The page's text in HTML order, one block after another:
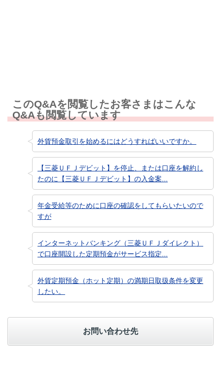
このQ&Aを閲覧したお客さまはこんな
Q&Aも閲覧しています
外貨預金取引を始めるにはどうすればいいですか。
【三菱ＵＦＪデビット】を停止、または口座を解約し
たのに【三菱ＵＦＪデビット】の入金案...
年金受給等のために口座の確認をしてもらいたいので
すが
インターネットバンキング（三菱ＵＦＪダイレクト）
で口座開設した定期預金がサービス指定...
外貨定期預金（ホット定期）の満期日取扱条件を変更
したい。
お問い合わせ先